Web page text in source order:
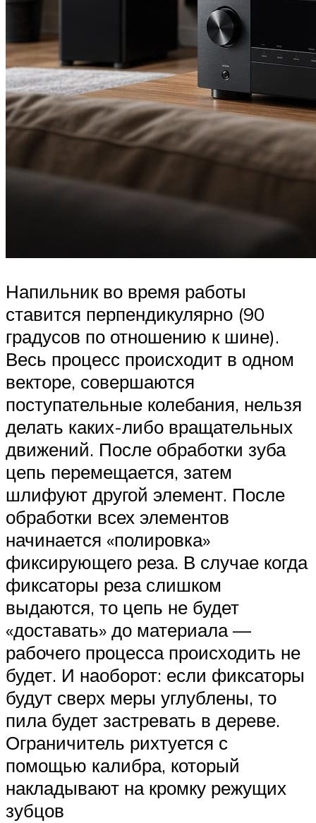
Напильник во время работы
ставится перпендикулярно (90
градусов по отношению к шине).
Весь процесс происходит в одном
векторе, совершаются
поступательные колебания, нельзя
делать каких-либо вращательных
движений. После обработки зуба
цепь перемещается, затем
шлифуют другой элемент. После
обработки всех элементов
начинается «полировка»
фиксирующего реза. В случае когда
фиксаторы реза слишком
выдаются, то цепь не будет
«доставать» до материала —
рабочего процесса происходить не
будет. И наоборот: если фиксаторы
будут сверх меры углублены, то
пила будет застревать в дереве.
Ограничитель рихтуется с
помощью калибра, который
накладывают на кромку режущих
зубцов